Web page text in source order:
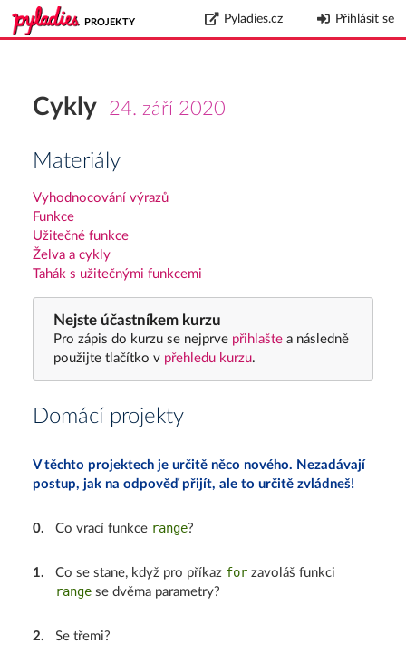
PROJEKTY Pyladies.cz Přihlásit se
Cykly 24. září 2020
Materiály
Vyhodnocování výrazů
Funkce
Užitečné funkce
Želva a cykly
Tahák s užitečnými funkcemi
Nejste účastníkem kurzu
Pro zápis do kurzu se nejprvepřihlašte a následně
použijte tlačítko vpřehledu kurzu.
Domácí projekty
V těchto projektech je určitě něco nového. Nezadávají
postup, jak na odpověď přijít, ale to určitě zvládneš!
0. Co vrací funkce range?
1. Co se stane, když pro příkaz for zavoláš funkci
range se dvěma parametry?
2. Se třemi?